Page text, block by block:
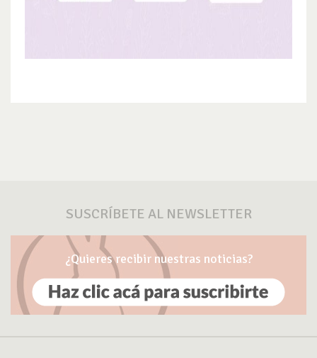
SUSCRÍBETE AL NEWSLETTER
¿Quieres recibir nuestras noticias?